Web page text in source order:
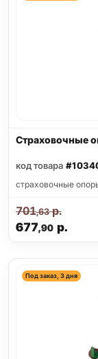
Страховочные
код товара
страховочные
677,90р.
701,63р.
Под заказ, 3 дня